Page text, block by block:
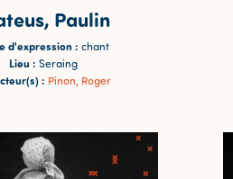
Paulin
d'expression : chant
Lieu : Seraing
: Pinon, Roger